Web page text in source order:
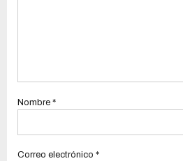
Nombre *
Correo electrónico *